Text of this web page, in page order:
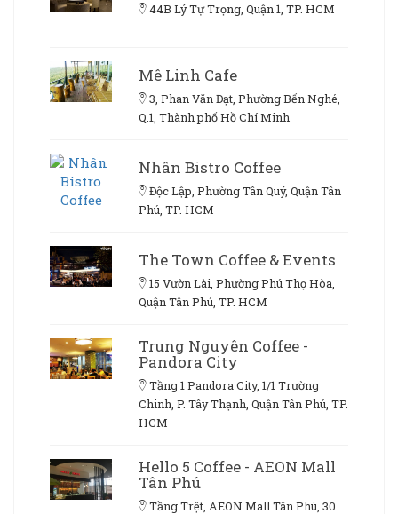
44B Lý Tự Trọng, Quận 1, TP. HCM
Mê Linh Cafe
3, Phan Văn Đạt, Phường Bến Nghé,
Q.1, Thành phố Hồ Chí Minh
Nhân Bistro Coffee
Độc Lập, Phường Tân Quý, Quận Tân
Phú, TP. HCM
The Town Coffee & Events
15 Vườn Lài, Phường Phú Thọ Hòa,
Quận Tân Phú, TP. HCM
Trung Nguyên Coffee -
Pandora City
Tầng 1 Pandora City, 1/1 Trường
Chinh, P. Tây Thạnh, Quận Tân Phú, TP.
HCM
Hello 5 Coffee - AEON Mall
Tân Phú
Tầng Trệt, AEON Mall Tân Phú, 30